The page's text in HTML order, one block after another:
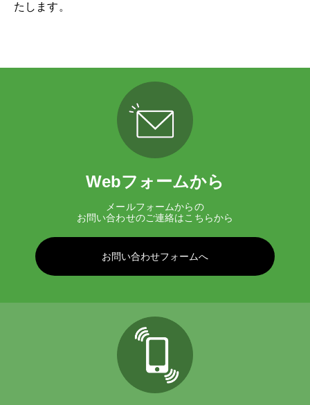
たします。
Webフォームから
メールフォームからの
お問い合わせのご連絡はこちらから
お問い合わせフォームへ